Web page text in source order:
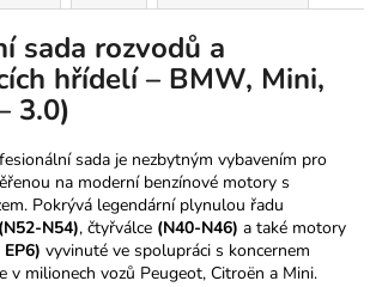
sada rozvodů a
hřídelí – BMW, Mini,
3.0)
sada je nezbytným vybavením pro
na moderní benzínové motory s
Pokrývá legendární plynulou řadu
N54), čtyřválce (N40-N46) a také motory
vyvinuté ve spolupráci s koncernem
v milionech vozů Peugeot, Citroën a Mini.